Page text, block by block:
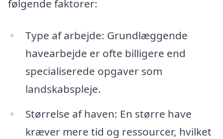
følgende faktorer:
Type af arbejde: Grundlæggende
havearbejde er ofte billigere end
specialiserede opgaver som
landskabspleje.
Størrelse af haven: En større have
kræver mere tid og ressourcer, hvilket